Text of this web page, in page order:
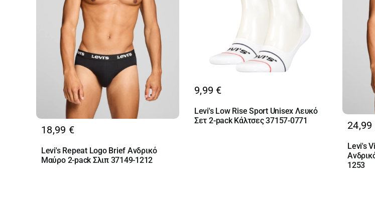
18,99 €
Levi's Repeat Logo Brief Ανδρικό
Μαύρο 2-pack Σλιπ 37149-1212
9,99 €
Levi's Low Rise Sport Unisex Λευκό
Σετ 2-pack Κάλτσες 37157-0771
24,99
Levi's
1253